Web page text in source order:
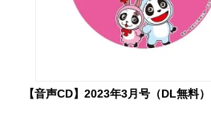
【音声CD】2023年3月号（DL無料）